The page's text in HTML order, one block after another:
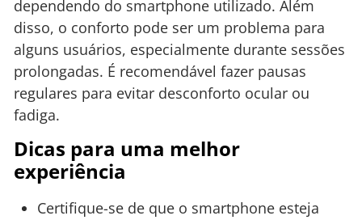
dependendo do smartphone utilizado. Além
disso, o conforto pode ser um problema para
alguns usuários, especialmente durante sessões
prolongadas. É recomendável fazer pausas
regulares para evitar desconforto ocular ou
fadiga.
Dicas para uma melhor
experiência
Certifique-se de que o smartphone esteja